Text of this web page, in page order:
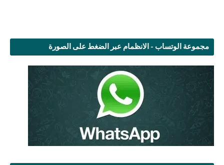
مجموعة الوتساب - الانظمام عبر الضغط على الصورة